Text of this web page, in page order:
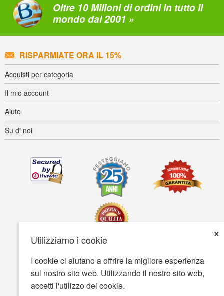
Utilizziamo i cookie
×
I cookie ci aiutano a offrire la migliore esperienza
sul nostro sito web. Utilizzando il nostro sito web,
accetti l'utilizzo dei cookie.
Oltre 10 Milioni di ordini in tutto il
mondo dal 2001 »
RISPARMIATE ORA IL 15%
Acquisti per categoria
Il mio account
Aiuto
Su di noi
Accessibilità Termini d'uso Tutela della privacy
Tutela della sicurezza